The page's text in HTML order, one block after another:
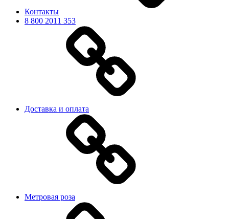
Контакты
8 800 2011 353
Доставка и оплата
Метровая роза